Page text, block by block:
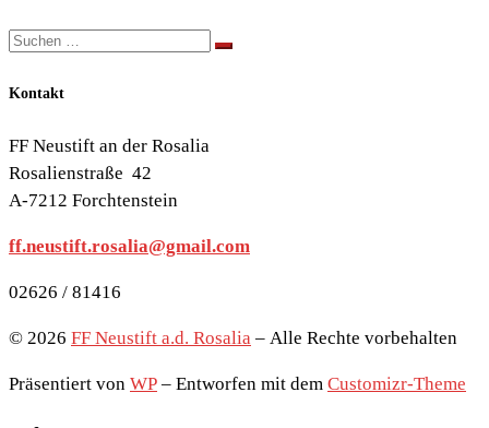
Suche
Suchen …
Kontakt
FF Neustift an der Rosalia
Rosalienstraße 42
A-7212 Forchtenstein
ff.neustift.rosalia@gmail.com
02626 / 81416
© 2026 FF Neustift a.d. Rosalia – Alle Rechte vorbehalten
Präsentiert von WP – Entworfen mit dem Customizr-Theme